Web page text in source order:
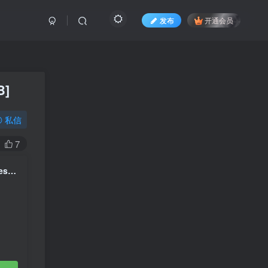
发布 开通会员
私信
7
서은광 Seo Eun Kwang – UNFOLD [2025.12.04] [24Bit/48kHz] [Hi-Res Flac 658MB]